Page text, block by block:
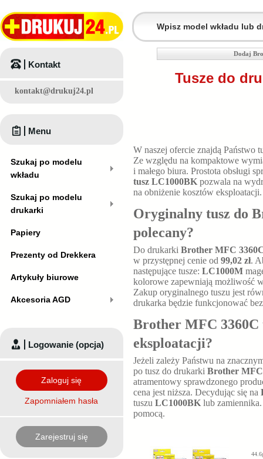
Dodaj
Tusze do
W naszej ofercie znajdą Państwo
Ze względu na kompaktowe
i małego biura. Prostota obsługi
tusz LC1000BK pozwala na
na obniżenie kosztów eksploatacji.
Oryginalny tusz do
polecany?
Do drukarki Brother MFC
w przystępnej cenie od 99,02 zł.
następujące tusze: LC1000M
kolorowe zapewniają możliwość
Zakup oryginalnego tuszu jest
drukarka będzie funkcjonować
Brother MFC 3360C
eksploatacji?
Jeżeli zależy Państwu na
po tusz do drukarki Brother
atramentowy sprawdzonego
cena jest niższa. Decydując się na
tuszu LC1000BK lub
pomocą.
Kontakt
kontakt@drukuj24.pl
Menu
Szukaj po modelu
wkładu
Szukaj po modelu
drukarki
Papiery
Prezenty od Drekkera
Artykuły biurowe
Akcesoria AGD
Logowanie (opcja)
Zaloguj się
Zapomniałem hasła
Zarejestruj się